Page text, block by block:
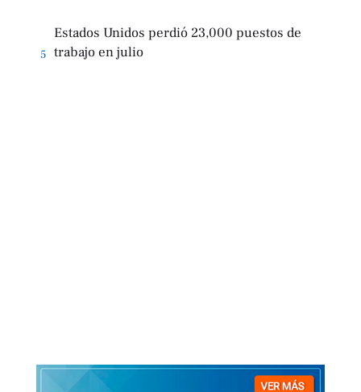
5
Estados Unidos perdió 23,000 puestos de
trabajo en julio